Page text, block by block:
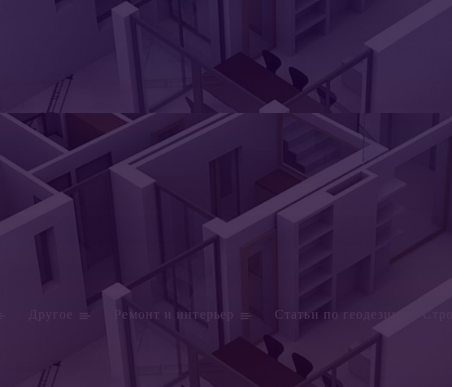
Другое Ремонт и интерьер Статьи по геодезии